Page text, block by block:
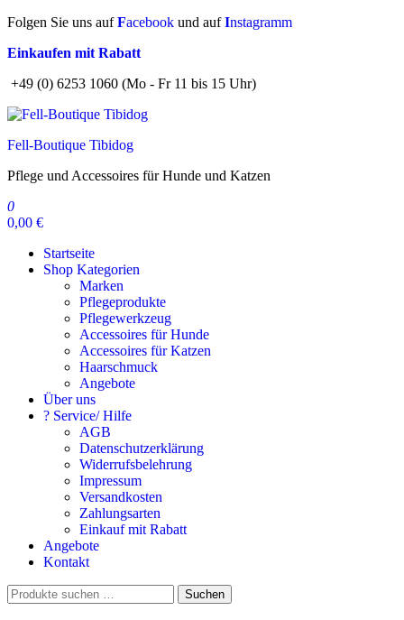
Zum
springen
Folgen Sie uns aufFacebook und aufInstagramm
Einkaufen mit Rabatt
+49 (0) 6253 1060 (Mo - Fr 11 bis 15 Uhr)
Fell-Boutique Tibidog
Pflege und Accessoires für Hunde und Katzen
0
0,00 €
Startseite
Shop Kategorien
Marken
Pflegeprodukte
Pflegewerkzeug
Accessoires für Hunde
Accessoires für Katzen
Haarschmuck
Angebote
Über uns
? Service/ Hilfe
AGB
Datenschutzerklärung
Widerrufsbelehrung
Impressum
Versandkosten
Zahlungsarten
Einkauf mit Rabatt
Angebote
Kontakt
Suchen
nach:
Suchen